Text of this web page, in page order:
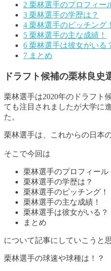
2 栗林選手のプロフィー
3 栗林選手の学歴は？
4 栗林選手のピッチング！
5 栗林選手の主な成績！
6 栗林選手は彼女がいる
7 まとめ
ドラフト候補の栗林良史
栗林選手は2020年のドラフト
ても注目されましたが大学に
た 。
栗林選手は、これからの日本
そこで今回は
栗林選手のプロフィール
栗林選手の学歴は？
栗林選手のピッチング！
栗林選手の主な成績！
栗林選手は彼女がいる？
まとめ
について記事にしていこうと
栗林選手の球速や球種は！？